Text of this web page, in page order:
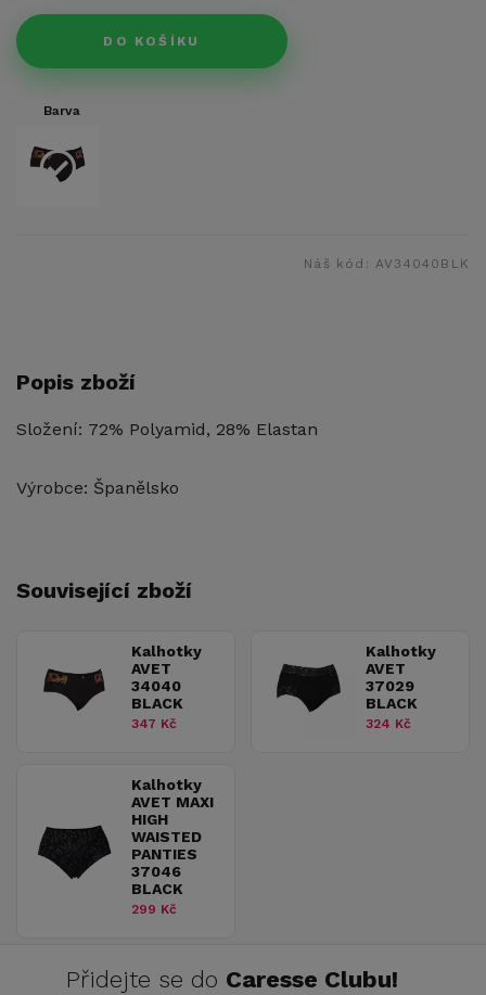
DO KOŠÍKU
Barva
Náš kód: AV34040BLK
Popis zboží
Složení: 72% Polyamid, 28% Elastan
Výrobce: Španělsko
Související zboží
Kalhotky
AVET
34040
BLACK
347 Kč
Kalhotky
AVET
37029
BLACK
324 Kč
Kalhotky
AVET MAXI
HIGH
WAISTED
PANTIES
37046
BLACK
299 Kč
Přidejte se do Caresse Clubu!